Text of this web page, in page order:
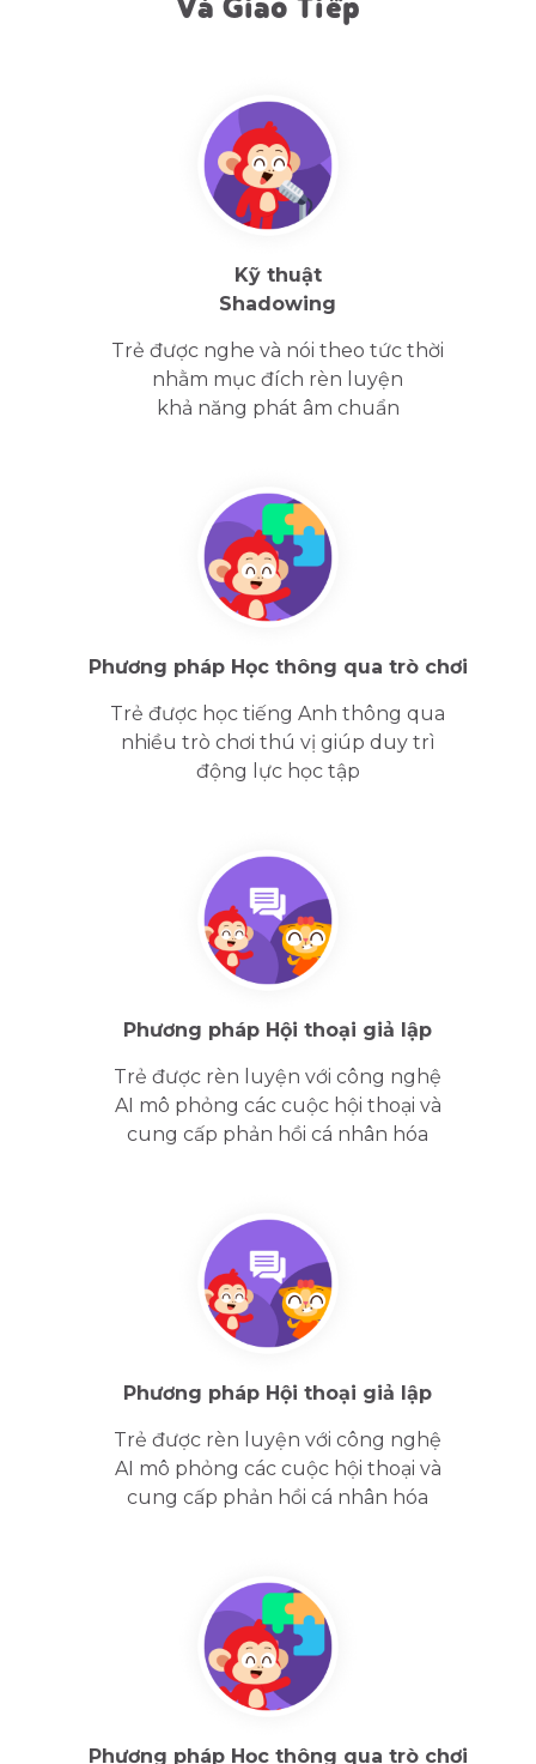
Kỹ thuật
Shadowing
Trẻ được nghe và nói theo tức thời
nhằm mục đích rèn luyện
khả năng phát âm chuẩn
Phương pháp Học thông qua trò chơi
Trẻ được học tiếng Anh thông qua
nhiều trò chơi thú vị giúp duy trì
động lực học tập
Phương pháp Hội thoại giả lập
Trẻ được rèn luyện với công nghệ
AI mô phỏng các cuộc hội thoại và
cung cấp phản hồi cá nhân hóa
Phương pháp Hội thoại giả lập
Trẻ được rèn luyện với công nghệ
AI mô phỏng các cuộc hội thoại và
cung cấp phản hồi cá nhân hóa
Phương pháp Học thông qua trò chơi